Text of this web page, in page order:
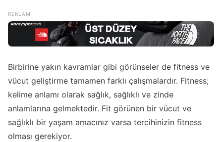
Birbirine yakın kavramlar gibi görünseler de fitness ve
vücut geliştirme tamamen farklı çalışmalardır. Fitness;
kelime anlamı olarak sağlık, sağlıklı ve zinde
anlamlarına gelmektedir. Fit görünen bir vücut ve
sağlıklı bir yaşam amacınız varsa tercihinizin fitness
olması gerekiyor.